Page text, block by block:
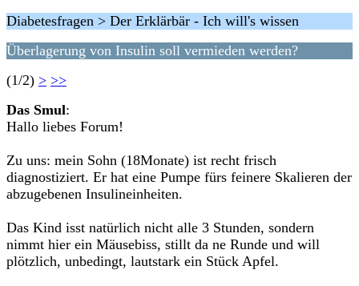
Diabetesfragen > Der Erklärbär - Ich will's wissen
Überlagerung von Insulin soll vermieden werden?
(1/2) > >>
Das Smul:
Hallo liebes Forum!
Zu uns: mein Sohn (18Monate) ist recht frisch
diagnostiziert. Er hat eine Pumpe fürs feinere Skalieren der
abzugebenen Insulineinheiten.
Das Kind isst natürlich nicht alle 3 Stunden, sondern
nimmt hier ein Mäusebiss, stillt da ne Runde und will
plötzlich, unbedingt, lautstark ein Stück Apfel.